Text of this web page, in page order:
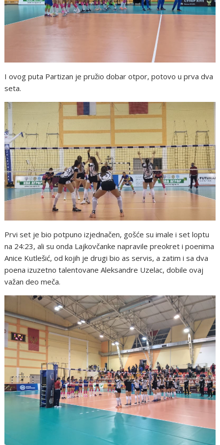
I ovog puta Partizan je pružio dobar otpor, potovo u prva dva
seta.
Prvi set je bio potpuno izjednačen, gošće su imale i set loptu
na 24:23, ali su onda Lajkovčanke napravile preokret i poenima
Anice Kutlešić, od kojih je drugi bio as servis, a zatim i sa dva
poena izuzetno talentovane Aleksandre Uzelac, dobile ovaj
važan deo meča.